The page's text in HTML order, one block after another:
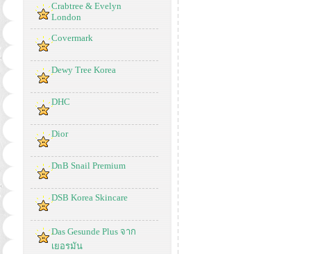
Crabtree & Evelyn
London
Covermark
Dewy Tree Korea
DHC
Dior
DnB Snail Premium
DSB Korea Skincare
Das Gesunde Plus จาก
เยอรมัน